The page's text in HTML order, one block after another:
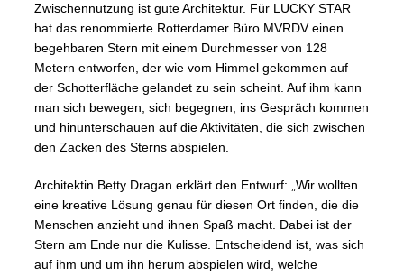
Zwischennutzung ist gute Architektur. Für LUCKY STAR
hat das renommierte Rotterdamer Büro MVRDV einen
begehbaren Stern mit einem Durchmesser von 128
Metern entworfen, der wie vom Himmel gekommen auf
der Schotterfläche gelandet zu sein scheint. Auf ihm kann
man sich bewegen, sich begegnen, ins Gespräch kommen
und hinunterschauen auf die Aktivitäten, die sich zwischen
den Zacken des Sterns abspielen.
Architektin Betty Dragan erklärt den Entwurf: „Wir wollten
eine kreative Lösung genau für diesen Ort finden, die die
Menschen anzieht und ihnen Spaß macht. Dabei ist der
Stern am Ende nur die Kulisse. Entscheidend ist, was sich
auf ihm und um ihn herum abspielen wird, welche